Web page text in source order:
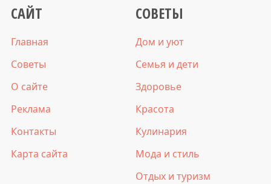
САЙТ
Главная
Советы
О сайте
Реклама
Контакты
Карта сайта
СОВЕТЫ
Дом и уют
Семья и дети
Здоровье
Красота
Кулинария
Мода и стиль
Отдых и туризм